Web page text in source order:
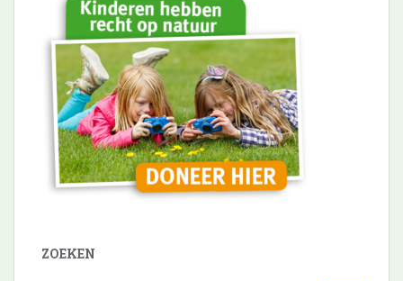
ZOEKEN